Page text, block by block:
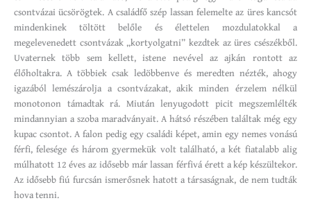
csontvázai ücsörögtek. A családfő szép lassan felemelte az üres kancsót
mindenkinek töltött belőle és élettelen mozdulatokkal a
megelevenedett csontvázak „kortyolgatni” kezdtek az üres csészékből.
Uvaternek több sem kellett, istene nevével az ajkán rontott az
élőholtakra. A többiek csak ledöbbenve és meredten nézték, ahogy
igazából lemészárolja a csontvázakat, akik minden érzelem nélkül
monotonon támadtak rá. Miután lenyugodott picit megszemlélték
mindannyian a szoba maradványait. A hátsó részében találtak még egy
kupac csontot. A falon pedig egy családi képet, amin egy nemes vonású
férfi, felesége és három gyermekük volt található, a két fiatalabb alig
múlhatott 12 éves az idősebb már lassan férfivá érett a kép készültekor.
Az idősebb fiú furcsán ismerősnek hatott a társaságnak, de nem tudták
hova tenni.